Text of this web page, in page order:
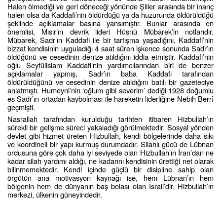
Halen ölmediği ve geri döneceği yönünde Şiiler arasında bir inanç
halen olsa da Kaddafi’nin öldürdüğü ya da huzurunda öldürüldüğü
şeklinde açıklamalar basına yansımıştır. Bunlar arasında en
önemlisi, Mısır’ın devrik lideri Hüsnü Mübarek’in notlarıdır.
Mübarek, Sadr’ın Kaddafi ile bir tartışma yaşadığını, Kaddafi’nin
bizzat kendisinin uyguladığı 4 saat süren işkence sonunda Sadr’ın
öldüğünü ve cesedinin denize atıldığını iddia etmiştir. Kaddafi’nin
oğlu Seyfülislam Kaddafi’nin yardımcılarından biri de benzer
açıklamalar yapmış, Sadr’ın baba Kaddafi tarafından
öldürüldüğünü ve cesedinin denize atıldığını batılı bir gazeteciye
anlatmıştı. Humeyni’nin ‘oğlum gibi severim’ dediği 1928 doğumlu
es Sadr’ın ortadan kaybolması ile hareketin liderliğine Nebih Berrî
geçmişti.
Nasrallah tarafından kurulduğu tarihten itibaren Hizbullah’ın
sürekli bir gelişme süreci yakaladığı görülmektedir. Sosyal yönden
devlet gibi hizmet üreten Hizbullah, kendi bölgelerinde daha sıkı
ve koordineli bir yapı kurmuş durumdadır. Silahlı gücü de Lübnan
ordusuna göre çok daha iyi seviyede olan Hizbullah’ın İran’dan ne
kadar silah yardımı aldığı, ne kadarını kendisinin ürettiği net olarak
bilinmemektedir. Kendi içinde güçlü bir disipline sahip olan
örgütün ana motivasyon kaynağı ise, hem Lübnan’ın hem
bölgenin hem de dünyanın baş belası olan İsrail’dir. Hizbullah’ın
merkezi, ülkenin güneyindedir.